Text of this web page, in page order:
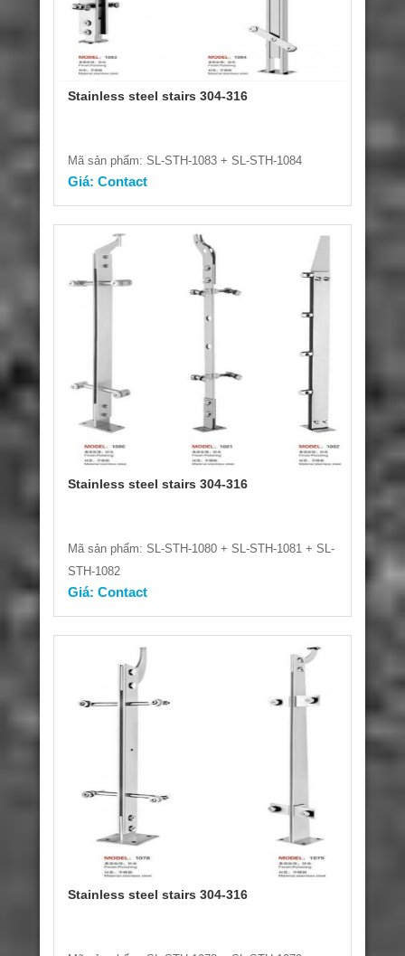
Stainless steel stairs 304-316
Mã sản phẩm: SL-STH-1083 + SL-STH-1084
Giá: Contact
Stainless steel stairs 304-316
Mã sản phẩm: SL-STH-1080 + SL-STH-1081 + SL-
STH-1082
Giá: Contact
Stainless steel stairs 304-316